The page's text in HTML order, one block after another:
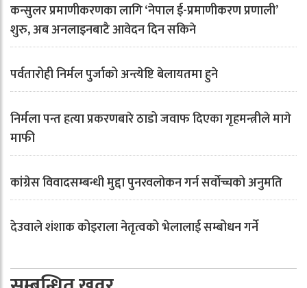
कन्सुलर प्रमाणीकरणका लागि ‘नेपाल ई-प्रमाणीकरण प्रणाली’
शुरु, अब अनलाइनबाटै आवेदन दिन सकिने
पर्वतारोही निर्मल पुर्जाको अन्त्येष्टि बेलायतमा हुने
निर्मला पन्त हत्या प्रकरणबारे ठाडो जवाफ दिएका गृहमन्त्रीले मागे
माफी
कांग्रेस विवादसम्बन्धी मुद्दा पुनरवलोकन गर्न सर्वोच्चको अनुमति
देउवाले शंशाक कोइराला नेतृत्वको भेलालाई सम्बोधन गर्ने